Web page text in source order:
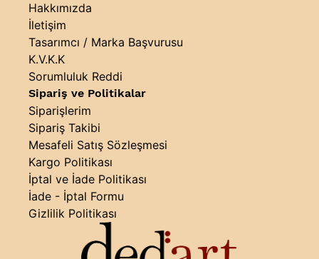
Hakkımızda
İletişim
Tasarımcı / Marka Başvurusu
K.V.K.K
Sorumluluk Reddi
Sipariş ve Politikalar
Siparişlerim
Sipariş Takibi
Mesafeli Satış Sözleşmesi
Kargo Politikası
İptal ve İade Politikası
İade - İptal Formu
Gizlilik Politikası